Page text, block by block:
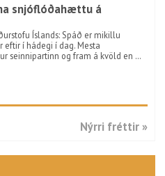
snjóflóðahættu á
Íslands: Spáð er mikillu
eftir í hádegi í dag. Mesta
seinnipartinn og fram á kvöld en …
Nýrri fréttir »